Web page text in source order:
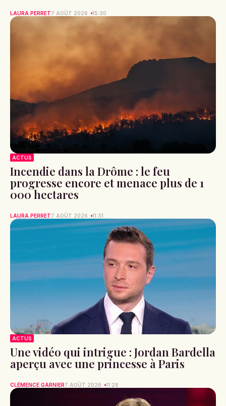
LAURA PERRET7 AOÛT 2026 15:30
ACTUS
Incendie dans la Drôme : le feu
progresse encore et menace plus de 1
000 hectares
LAURA PERRET7 AOÛT 2026 11:31
ACTUS
Une vidéo qui intrigue : Jordan Bardella
aperçu avec une princesse à Paris
CLÉMENCE GARNIER7 AOÛT 2026 11:28